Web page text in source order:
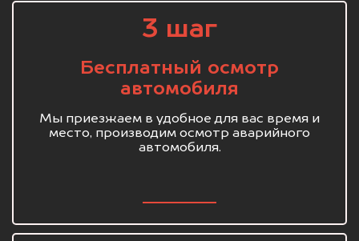
3 шаг
Бесплатный осмотр
автомобиля
Мы приезжаем в удобное для вас время и
место, производим осмотр аварийного
автомобиля.